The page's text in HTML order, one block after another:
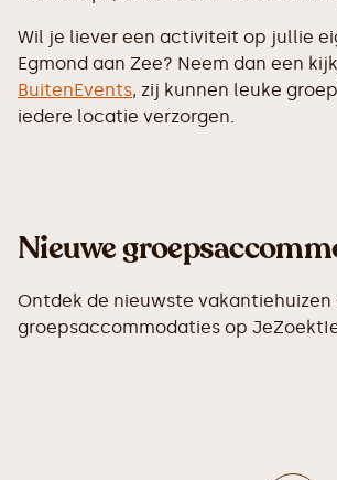
Wil je liever een activiteit op jullie
Egmond aan Zee? Neem dan een
BuitenEvents, zij kunnen leuke
iedere locatie verzorgen.
Nieuwe
Ontdek de nieuwste vakantiehuizen
groepsaccommodaties op